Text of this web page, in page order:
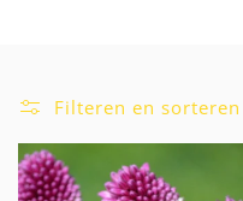
c
t
Filteren en sorteren